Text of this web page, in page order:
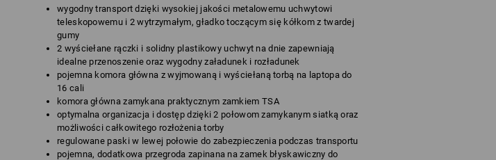
wygodny transport dzięki wysokiej jakości metalowemu uchwytowi
teleskopowemu i 2 wytrzymałym, gładko toczącym się kółkom z twardej
gumy
2 wyściełane rączki i solidny plastikowy uchwyt na dnie zapewniają
idealne przenoszenie oraz wygodny załadunek i rozładunek
pojemna komora główna z wyjmowaną i wyściełaną torbą na laptopa do
16 cali
komora główna zamykana praktycznym zamkiem TSA
optymalna organizacja i dostęp dzięki 2 połowom zamykanym siatką oraz
możliwości całkowitego rozłożenia torby
regulowane paski w lewej połowie do zabezpieczenia podczas transportu
pojemna, dodatkowa przegroda zapinana na zamek błyskawiczny do